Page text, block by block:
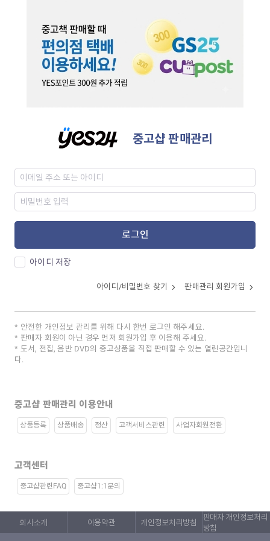
중고샵 판매관리
로그인
아이디 저장
아이디/비밀번호 찾기 판매관리 회원가입
안전한 개인정보 관리를 위해 다시 한번 로그인 해주세요.
판매자 회원이 아닌 경우 먼저 회원가입 후 이용해 주세요.
도서, 전집, 음반 DVD의 중고상품을 직접 판매할 수 있는 열린공간입니
다.
중고샵 판매관리 이용안내
상품등록 상품배송 정산 고객서비스관련 사업자회원전환
고객센터
중고샵관련FAQ 중고샵1:1문의
회사소개 이용약관 개인정보처리방침
판매자 개인정보처리
방침